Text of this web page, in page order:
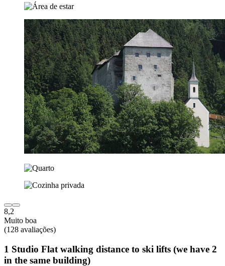
8,2
Muito boa
(128 avaliações)
1 Studio Flat walking distance to ski lifts (we have 2
in the same building)